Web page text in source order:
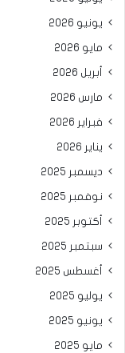
يونيو 2026
مايو 2026
أبريل 2026
مارس 2026
فبراير 2026
يناير 2026
ديسمبر 2025
نوفمبر 2025
أكتوبر 2025
سبتمبر 2025
أغسطس 2025
يوليو 2025
يونيو 2025
مايو 2025